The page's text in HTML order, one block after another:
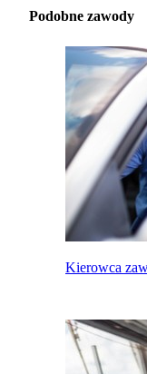
Podobne zawody
Kierowca